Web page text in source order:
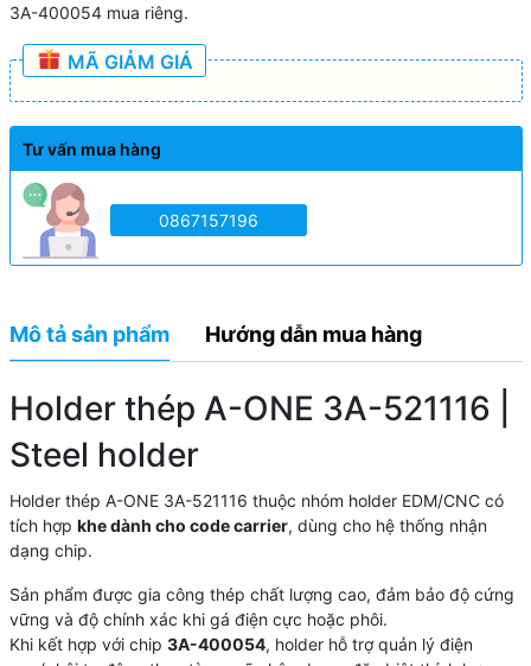
3A-400054 mua riêng.
MÃ GIẢM GIÁ
Tư vấn mua hàng
0867157196
Mô tả sản phẩm Hướng dẫn mua hàng
Holder thép A-ONE 3A-521116 |
Steel holder
Holder thép A-ONE 3A-521116 thuộc nhóm holder EDM/CNC có
tích hợp khe dành cho code carrier, dùng cho hệ thống nhận
dạng chip.
Sản phẩm được gia công thép chất lượng cao, đảm bảo độ cứng
vững và độ chính xác khi gá điện cực hoặc phôi.
Khi kết hợp với chip 3A-400054, holder hỗ trợ quản lý điện